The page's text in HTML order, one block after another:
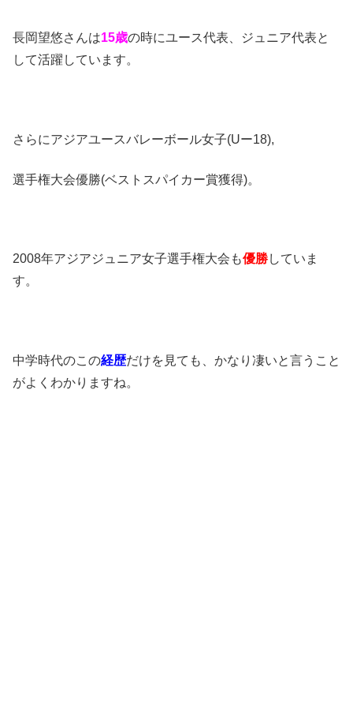
長岡望悠さんは15歳の時にユース代表、ジュニア代表と
して活躍しています。
さらにアジアユースバレーボール女子(Uー18),
選手権大会優勝(ベストスパイカー賞獲得)。
2008年アジアジュニア女子選手権大会も優勝していま
す。
中学時代のこの経歴だけを見ても、かなり凄いと言うこと
がよくわかりますね。